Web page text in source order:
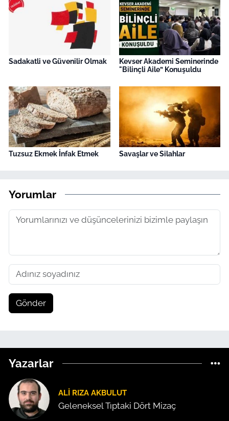
Sadakatli ve Güvenilir Olmak
Kevser Akademi Seminerinde
"Bilinçli Aile” Konuşuldu
Tuzsuz Ekmek İnfak Etmek Savaşlar ve Silahlar
Yorumlar
Gönder
Yazarlar
ALI RIZA AKBULUT
Geleneksel Tıptaki Dört Mizaç